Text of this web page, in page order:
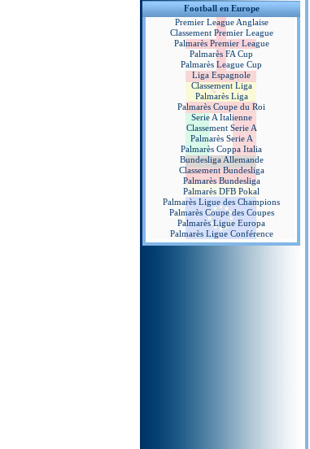
Football en Europe
Premier League Anglaise
Classement Premier League
Palmarès Premier League
Palmarès FA Cup
Palmarès League Cup
Liga Espagnole
Classement Liga
Palmarès Liga
Palmarès Coupe du Roi
Serie A Italienne
Classement Serie A
Palmarès Serie A
Palmarès Coppa Italia
Bundesliga Allemande
Classement Bundesliga
Palmarès Bundesliga
Palmarès DFB Pokal
Palmarès Ligue des Champions
Palmarès Coupe des Coupes
Palmarès Ligue Europa
Palmarès Ligue Conférence